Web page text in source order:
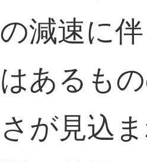
減速に
あるも
が見込